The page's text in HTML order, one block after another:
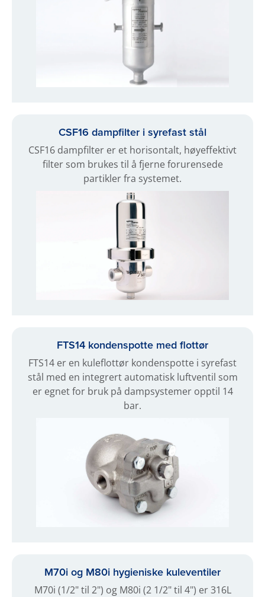
CSF16 dampfilter i syrefast stål
CSF16 dampfilter er et horisontalt, høyeffektivt
filter som brukes til å fjerne forurensede
partikler fra systemet.
FTS14 kondenspotte med flottør
FTS14 er en kuleflottør kondenspotte i syrefast
stål med en integrert automatisk luftventil som
er egnet for bruk på dampsystemer opptil 14
bar.
M70i og M80i hygieniske kuleventiler
M70i (1/2" til 2") og M80i (2 1/2" til 4") er 316L